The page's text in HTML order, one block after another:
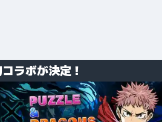
ラボが決定！